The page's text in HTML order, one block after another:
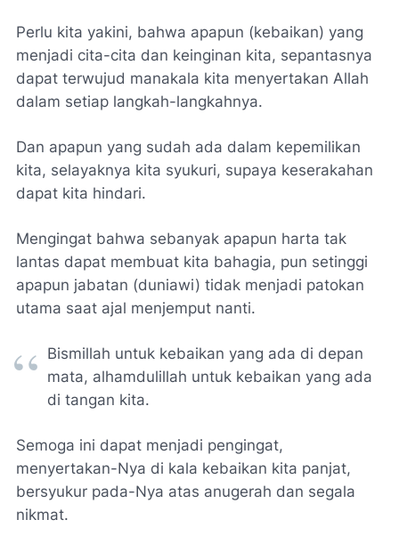
Perlu kita yakini, bahwa apapun (kebaikan) yang
menjadi cita-cita dan keinginan kita, sepantasnya
dapat terwujud manakala kita menyertakan Allah
dalam setiap langkah-langkahnya.
Dan apapun yang sudah ada dalam kepemilikan
kita, selayaknya kita syukuri, supaya keserakahan
dapat kita hindari.
Mengingat bahwa sebanyak apapun harta tak
lantas dapat membuat kita bahagia, pun setinggi
apapun jabatan (duniawi) tidak menjadi patokan
utama saat ajal menjemput nanti.
Bismillah untuk kebaikan yang ada di depan
mata, alhamdulillah untuk kebaikan yang ada
di tangan kita.
Semoga ini dapat menjadi pengingat,
menyertakan-Nya di kala kebaikan kita panjat,
bersyukur pada-Nya atas anugerah dan segala
nikmat.